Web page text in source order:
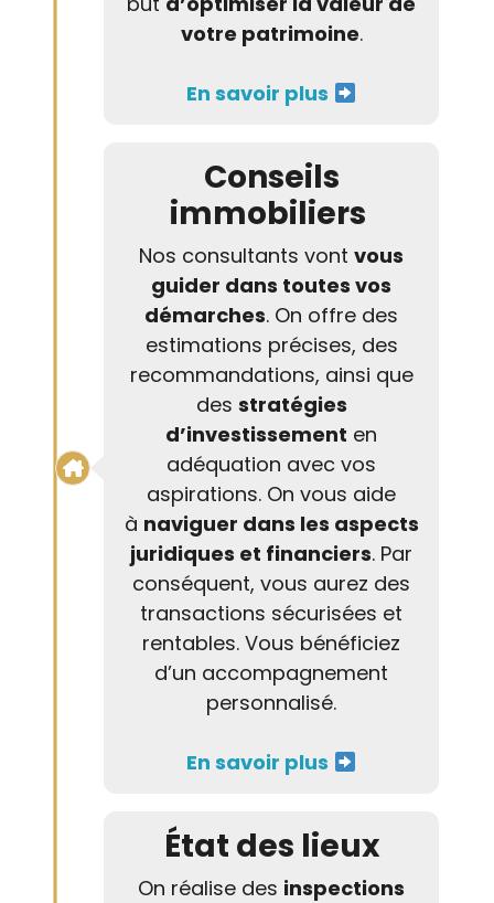
votre patrimoine.
En savoir plus
Conseils
immobiliers
Nos consultants vont vous
guider dans toutes vos
démarches. On offre des
estimations précises, des
recommandations, ainsi que
des stratégies
d’investissement en
adéquation avec vos
aspirations. On vous aide
à naviguer dans les aspects
juridiques et financiers. Par
conséquent, vous aurez des
transactions sécurisées et
rentables. Vous bénéficiez
d’un accompagnement
personnalisé.
En savoir plus
État des lieux
On réalise des inspections